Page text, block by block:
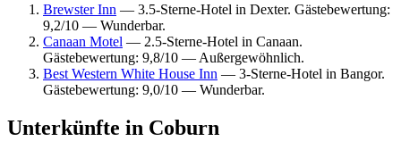
Brewster Inn — 3.5-Sterne-Hotel in Dexter. Gästebewertung:
9,2/10 — Wunderbar.
Canaan Motel — 2.5-Sterne-Hotel in Canaan.
Gästebewertung: 9,8/10 — Außergewöhnlich.
Best Western White House Inn — 3-Sterne-Hotel in Bangor.
Gästebewertung: 9,0/10 — Wunderbar.
Unterkünfte in Coburn